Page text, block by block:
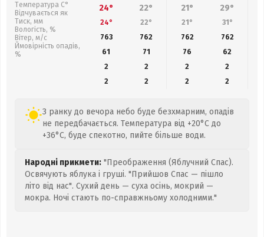
Температура С°
Відчувається як
Тиск, мм
Вологість, %
Вітер, м/с
Ймовірність опадів,
%
24° 22° 21° 29°
24° 22° 21° 31°
763
762 762 762
61
71 76 62
2
2 2
2
2
2 2 2
З ранку до вечора небо буде безхмарним, опадів
не передбачається. Температура від +20°C до
+36°C, буде спекотно, пийте більше води.
Народні прикмети: "Преображення (Яблучний Спас).
Освячують яблука і груші. "Прийшов Спас — пішло
літо від нас". Сухий день — суха осінь, мокрий —
мокра. Ночі стають по-справжньому холодними."